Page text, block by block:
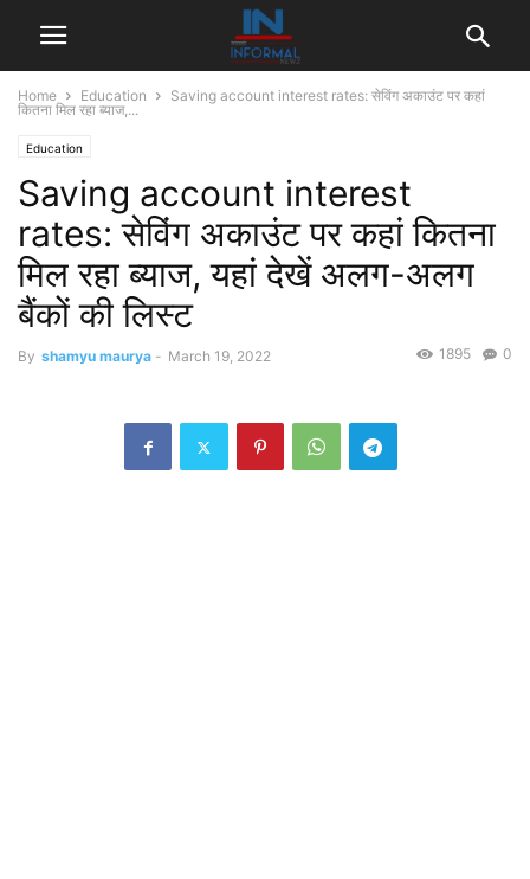
Home Education
Saving account interest rates: सेविंग अकाउंट पर कहां
कितना मिल रहा ब्याज,...
Education
Saving account interest
rates: सेविंग अकाउंट पर कहां कितना
मिल रहा ब्याज, यहां देखें अलग-अलग
बैंकों की लिस्ट
By shamyu maurya - March 19, 2022 0
1895